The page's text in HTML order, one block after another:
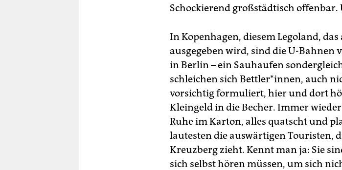
Schockierend großstädtisch offenbar.
In Kopenhagen, diesem Legoland,
ausgegeben wird, sind die U-Bahnen
in Berlin – ein Sauhaufen
schleichen sich Bett­ler*in­nen, auch
vorsichtig formuliert, hier und dort
Kleingeld in die Becher. Immer
Ruhe im Karton, alles quatscht und
lautesten die auswärtigen Touristen,
Kreuzberg zieht. Kennt man ja: Sie
sich selbst hören müssen, um sich